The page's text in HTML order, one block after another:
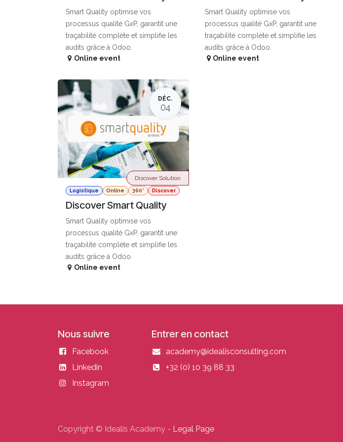
Smart Quality optimise vos
processus qualité GxP, garantit une
traçabilité complète et simplifie les
audits grâce à Odoo.
Online event
Smart Quality optimise vos
processus qualité GxP, garantit une
traçabilité complète et simplifie les
audits grâce à Odoo.
Online event
DÉC.
04
Logistique Online 360° Discover
Discover Smart Quality
Smart Quality optimise vos
processus qualité GxP, garantit une
traçabilité complète et simplifie les
audits grâce à Odoo.
Discover Solution
Online event
Nous suivre
Facebook
Linkedin
Instagram
Entrer en contact
academy@idealisconsulting.com
+32 (0) 10 39 88 33
Copyright © Idealis Academy - Legal Page